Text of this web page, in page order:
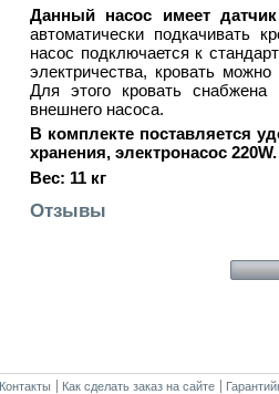
Данный насос имеет
автоматически подкачивать
насос подключается к
электричества, кровать
Для этого кровать
внешнего насоса.
В комплекте поставляется
хранения, электронасос 220W.
Вес: 11 кг
Отзывы
Контакты Как сделать заказ на сайте